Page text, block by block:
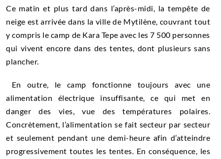
Ce matin et plus tard dans l’après-midi, la tempête de
neige est arrivée dans la ville de Mytilène, couvrant tout
y compris le camp de Kara Tepe avec les 7 500 personnes
qui vivent encore dans des tentes, dont plusieurs sans
plancher.
En outre, le camp fonctionne toujours avec une
alimentation électrique insuffisante, ce qui met en
danger des vies, vue des températures polaires.
Concrètement, l’alimentation se fait secteur par secteur
et seulement pendant une demi-heure afin d’atteindre
progressivement toutes les tentes. En conséquence, les